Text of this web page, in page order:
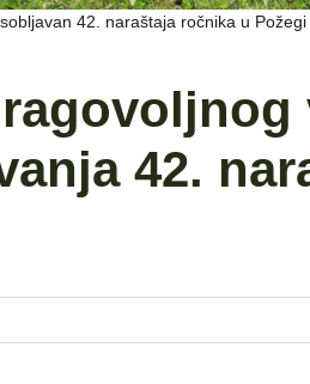
42. naraštaja ročnika u
42.